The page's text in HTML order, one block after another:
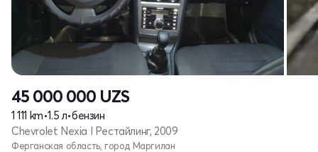
45 000 000 UZS
1 111 km•1.5 л•бензин
Chevrolet Nexia I Рестайлинг, 2009
Ферганская область, город Маргилан